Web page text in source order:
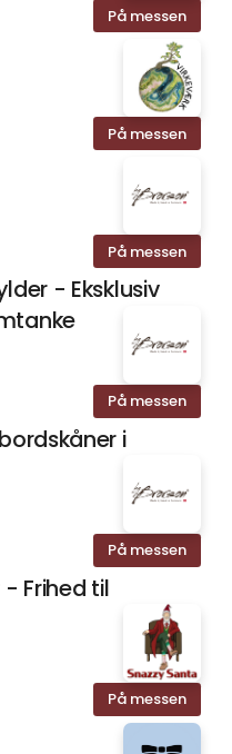
På messen
På messen
På messen
- Eksklusiv
På messen
i
På messen
Frihed til
På messen